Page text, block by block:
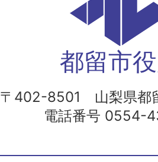
都留市
〒402-8501 山梨県都
電話番号 0554-